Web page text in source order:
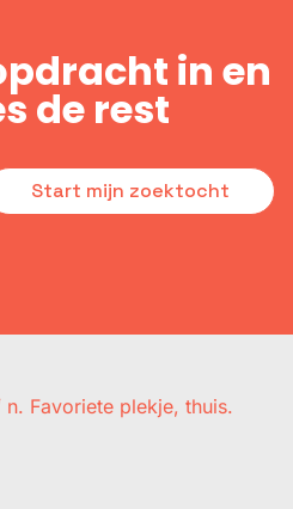
in en
de rest
Start mijn zoektocht
Favoriete plekje, thuis.